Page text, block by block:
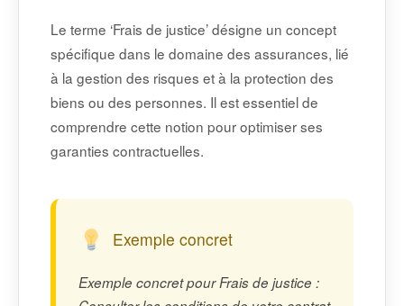
Le terme ‘Frais de justice’ désigne un concept
spécifique dans le domaine des assurances, lié
à la gestion des risques et à la protection des
biens ou des personnes. Il est essentiel de
comprendre cette notion pour optimiser ses
garanties contractuelles.
Exemple concret
Exemple concret pour Frais de justice :